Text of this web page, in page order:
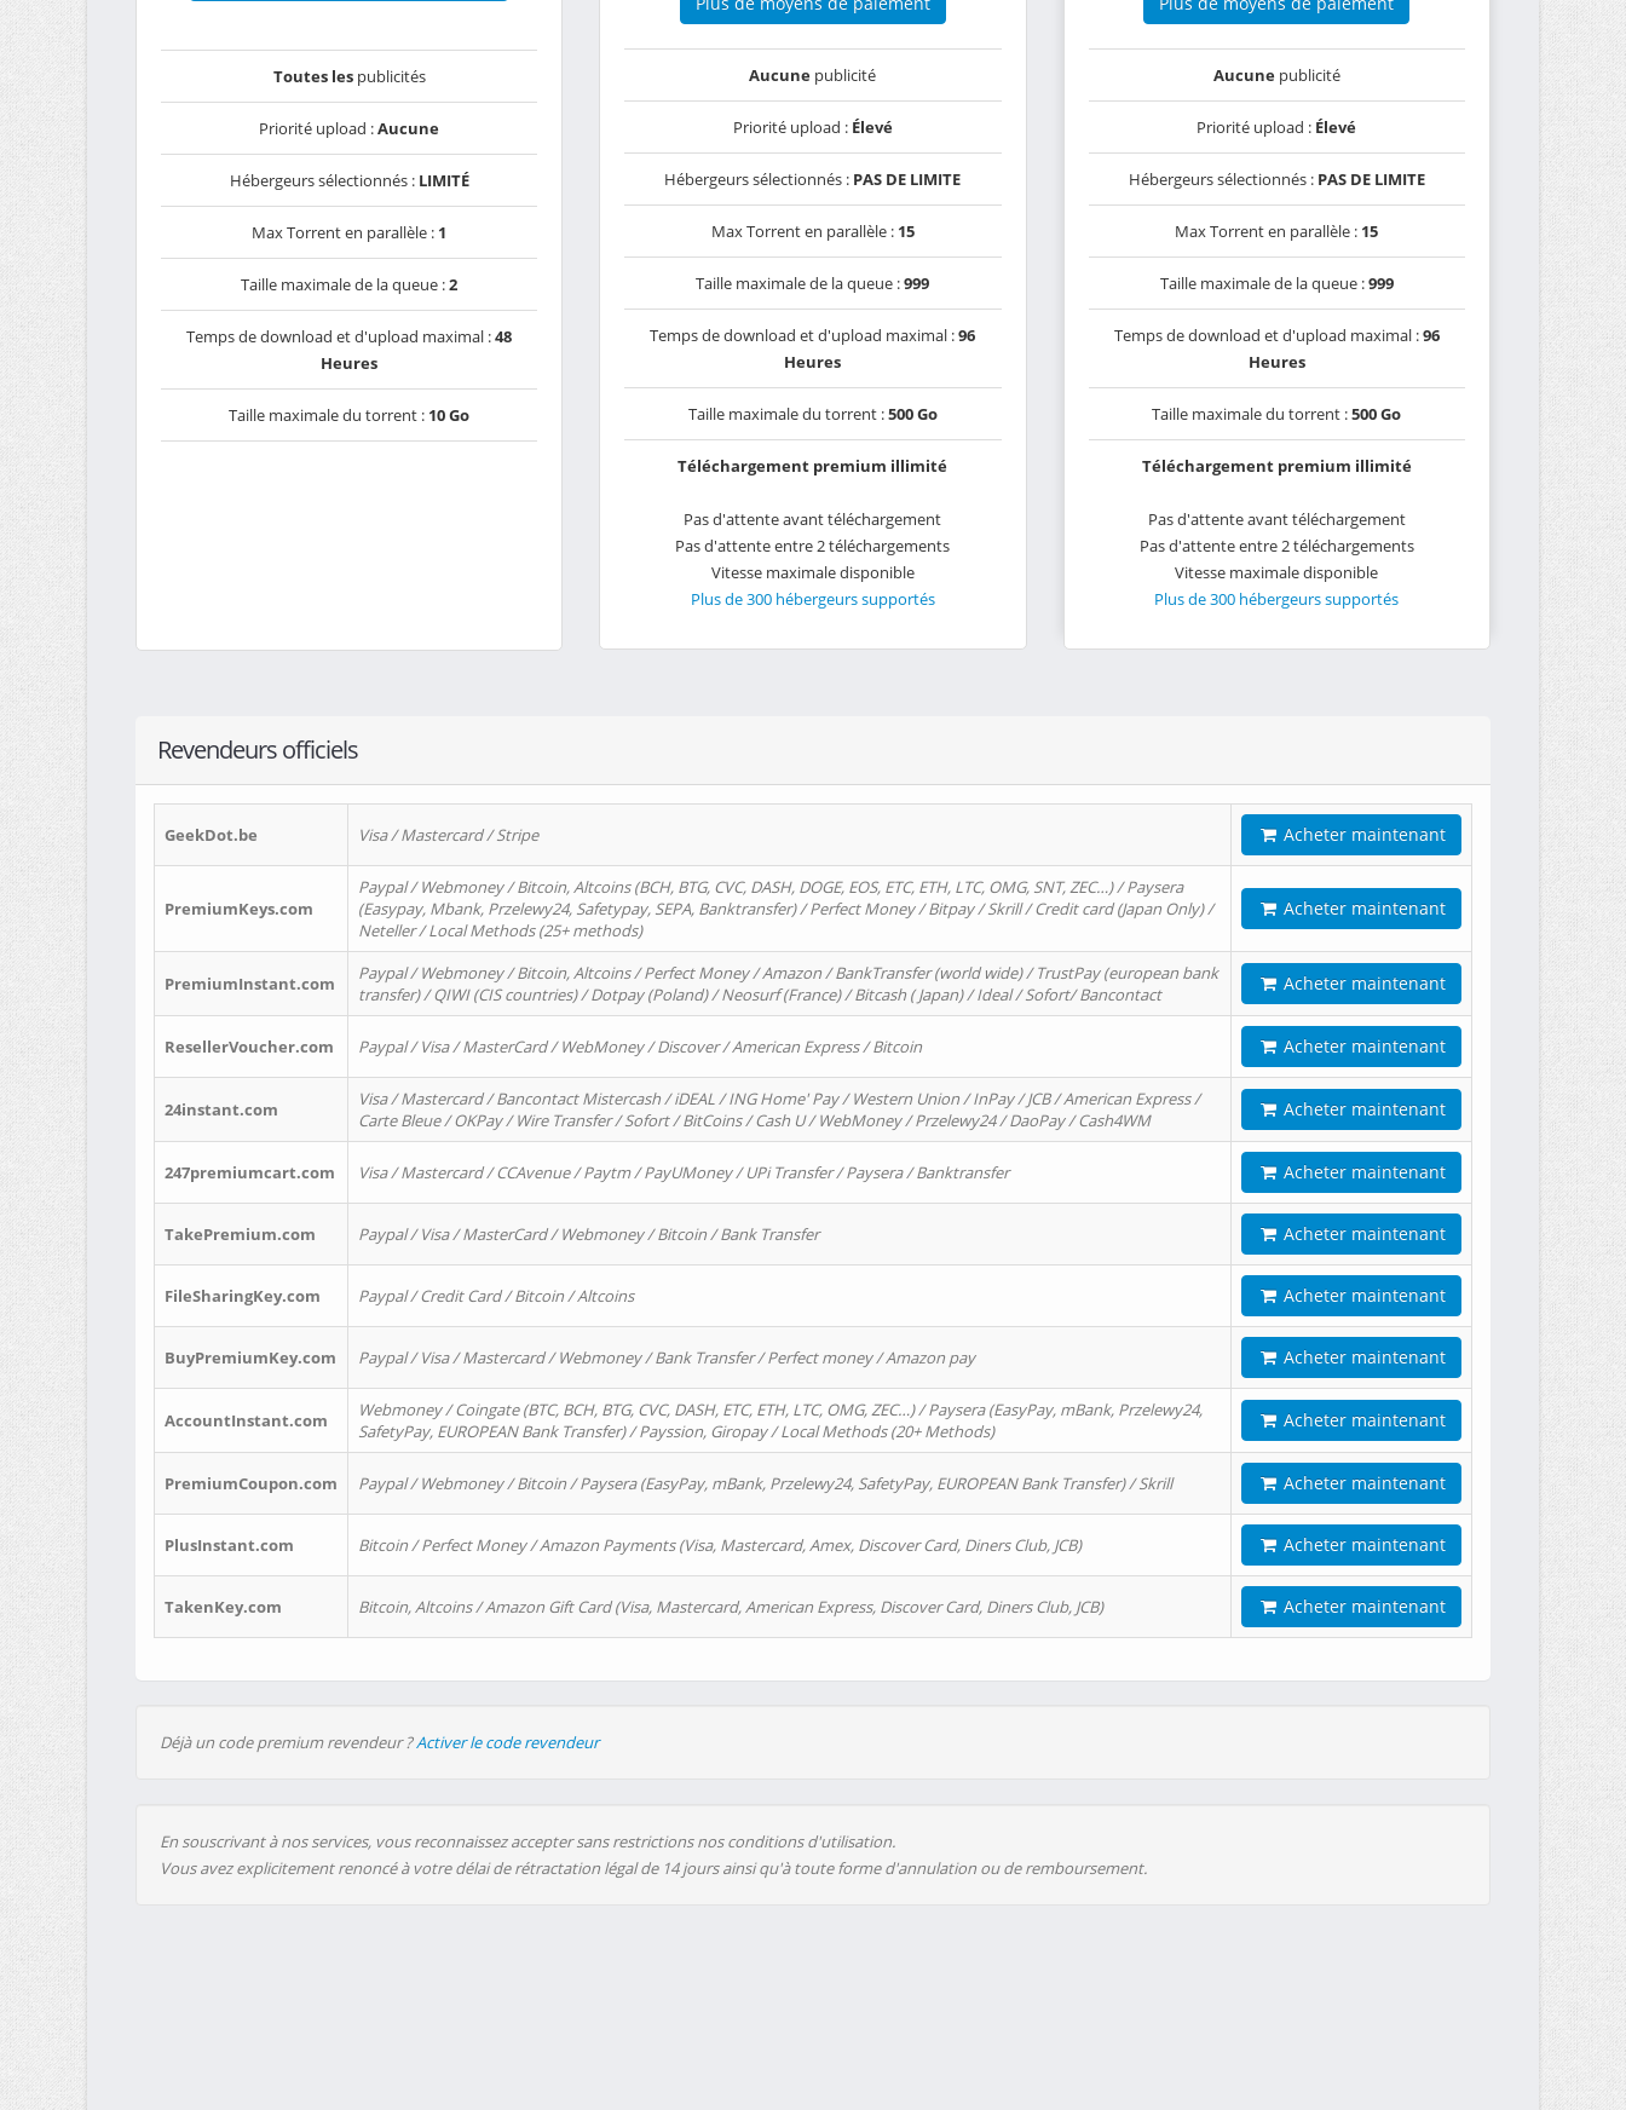
Toutes lespublicités
Priorité upload :Aucune
Hébergeurs sélectionnés : LIMITÉ
Max Torrent en parallèle : 1
Taille maximale de la queue :2
Temps de download et d'upload maximal :48
Heures
Taille maximale du torrent : 10 Go
Aucune publicité
Priorité upload : Élevé
Hébergeurs sélectionnés : PAS DE LIMITE
Max Torrent en parallèle : 15
Taille maximale de la queue :999
Temps de download et d'upload maximal :96
Heures
Taille maximale du torrent :500 Go
Téléchargement premium illimité
Pas d'attente avant téléchargement
Pas d'attente entre 2 téléchargements
Vitesse maximale disponible
Plus de 300 hébergeurs supportés
Aucunepublicité
Priorité upload : Élevé
Hébergeurs sélectionnés : PAS DE LIMITE
Max Torrent en parallèle : 15
Taille maximale de la queue :999
Temps de download et d'upload maximal :96
Heures
Taille maximale du torrent :500 Go
Téléchargement premium illimité
Pas d'attente avant téléchargement
Pas d'attente entre 2 téléchargements
Vitesse maximale disponible
Plus de 300 hébergeurs supportés
Revendeurs officiels
GeekDot.be Visa / Mastercard / Stripe Acheter maintenant
PremiumKeys.com
Paypal / Webmoney / Bitcoin, Altcoins (BCH, BTG, CVC, DASH, DOGE, EOS, ETC, ETH, LTC, OMG, SNT, ZEC…) / Paysera
(Easypay, Mbank, Przelewy24, Safetypay, SEPA, Banktransfer) / Perfect Money / Bitpay / Skrill / Credit card (Japan Only) /
Neteller / Local Methods (25+ methods)
Acheter maintenant
PremiumInstant.com
Paypal / Webmoney / Bitcoin, Altcoins / Perfect Money / Amazon / BankTransfer (world wide) / TrustPay (european bank
transfer) / QIWI (CIS countries) / Dotpay (Poland) / Neosurf (France) / Bitcash ( Japan) / Ideal / Sofort/ Bancontact
Acheter maintenant
ResellerVoucher.com Paypal / Visa / MasterCard / WebMoney / Discover / American Express / Bitcoin Acheter maintenant
24instant.com
Visa / Mastercard / Bancontact Mistercash / iDEAL / ING Home' Pay / Western Union / InPay / JCB / American Express /
Carte Bleue / OKPay / Wire Transfer / Sofort / BitCoins / Cash U / WebMoney / Przelewy24 / DaoPay / Cash4WM
Acheter maintenant
247premiumcart.com Visa / Mastercard / CCAvenue / Paytm / PayUMoney / UPi Transfer / Paysera / Banktransfer Acheter maintenant
TakePremium.com Paypal / Visa / MasterCard / Webmoney / Bitcoin / Bank Transfer Acheter maintenant
FileSharingKey.com Paypal / Credit Card / Bitcoin / Altcoins Acheter maintenant
BuyPremiumKey.com Paypal / Visa / Mastercard / Webmoney / Bank Transfer / Perfect money / Amazon pay Acheter maintenant
AccountInstant.com
Webmoney / Coingate (BTC, BCH, BTG, CVC, DASH, ETC, ETH, LTC, OMG, ZEC…) / Paysera (EasyPay, mBank, Przelewy24,
SafetyPay, EUROPEAN Bank Transfer) / Payssion, Giropay / Local Methods (20+ Methods)
Acheter maintenant
PremiumCoupon.com Paypal / Webmoney / Bitcoin / Paysera (EasyPay, mBank, Przelewy24, SafetyPay, EUROPEAN Bank Transfer) / Skrill Acheter maintenant
PlusInstant.com Bitcoin / Perfect Money / Amazon Payments (Visa, Mastercard, Amex, Discover Card, Diners Club, JCB) Acheter maintenant
TakenKey.com Bitcoin, Altcoins / Amazon Gift Card (Visa, Mastercard, American Express, Discover Card, Diners Club, JCB) Acheter maintenant
Déjà un code premium revendeur ?Activer le code revendeur
En souscrivant à nos services, vous reconnaissez accepter sans restrictions nos conditions d'utilisation.
Vous avez explicitement renoncé à votre délai de rétractation légal de 14 jours ainsi qu'à toute forme d'annulation ou de remboursement.